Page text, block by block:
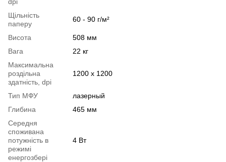
Щільність
паперу
60 - 90 г/м²
Висота
508 мм
Вага
22 кг
Максимальна
роздільна
здатність, dpi
1200 х 1200
Тип МФУ
лазерный
Глибина
465 мм
Середня
споживана
потужність в
режимі
енергозбері
4 Вт